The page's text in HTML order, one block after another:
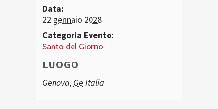
Data:
22 gennaio 2028
Categoria Evento:
Santo del Giorno
LUOGO
Genova, Ge Italia